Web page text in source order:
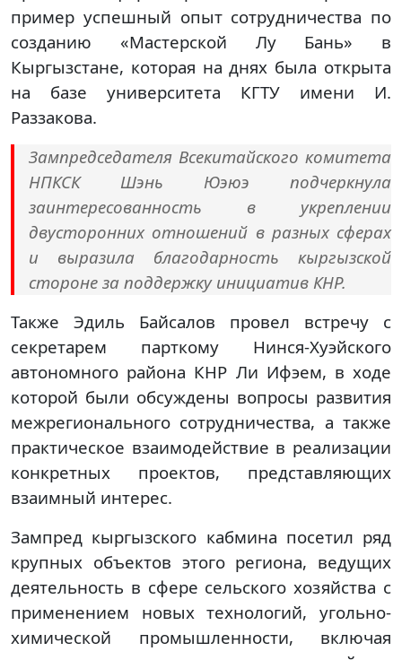
пример успешный опыт сотрудничества по
созданию «Мастерской Лу Бань» в
Кыргызстане, которая на днях была открыта
на базе университета КГТУ имени И.
Раззакова.
Зампредседателя Всекитайского комитета
НПКСК Шэнь Юэюэ подчеркнула
заинтересованность в укреплении
двусторонних отношений в разных сферах
и выразила благодарность кыргызской
стороне за поддержку инициатив КНР.
Также Эдиль Байсалов провел встречу с
секретарем парткому Нинся-Хуэйского
автономного района КНР Ли Ифэем, в ходе
которой были обсуждены вопросы развития
межрегионального сотрудничества, а также
практическое взаимодействие в реализации
конкретных проектов, представляющих
взаимный интерес.
Зампред кыргызского кабмина посетил ряд
крупных объектов этого региона, ведущих
деятельность в сфере сельского хозяйства с
применением новых технологий, угольно-
химической промышленности, включая